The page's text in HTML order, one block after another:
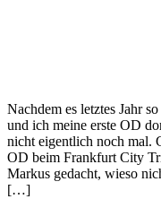
Nachdem es letztes Jahr
und ich meine erste OD
nicht eigentlich noch mal.
OD beim Frankfurt City
Markus gedacht, wieso
[…]